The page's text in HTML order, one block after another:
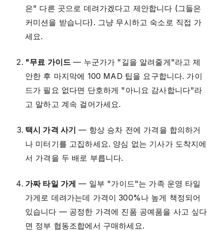
은" 다른 곳으로 데려가겠다고 제안합니다 (그들은
커미션을 받습니다). 그냥 무시하고 숙소로 직접 가
세요.
"무료 가이드 — 누군가가 "길을 알려줄게"라고 제
안한 후 마지막에 100 MAD 팁을 요구합니다. 가이
드가 필요 없다면 단호하게 "아니요 감사합니다"라
고 말하고 계속 걸어가세요.
택시 가격 사기 — 항상 승차 전에 가격을 합의하거
나 미터기를 고집하세요. 양심 없는 기사가 도착지에
서 가격을 두 배로 부릅니다.
가짜 타일 가게 — 일부 "가이드"는 가족 운영 타일
가게로 데려가는데 가격이 300%나 높게 책정되어
있습니다 — 공정한 가격에 진품 공예품을 사고 싶다
면 정부 협동조합에서 구매하세요.